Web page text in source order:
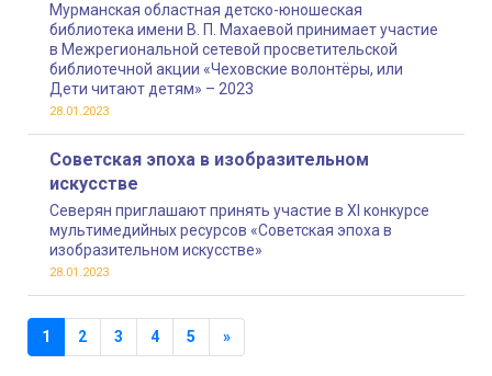
Мурманская областная детско-юношеская
библиотека имени В. П. Махаевой принимает участие
в Межрегиональной сетевой просветительской
библиотечной акции «Чеховские волонтёры, или
Дети читают детям» – 2023
28.01.2023
Советская эпоха в изобразительном
искусстве
Северян приглашают принять участие в XI конкурсе
мультимедийных ресурсов «Советская эпоха в
изобразительном искусстве»
28.01.2023
1 2 3 4 5 »